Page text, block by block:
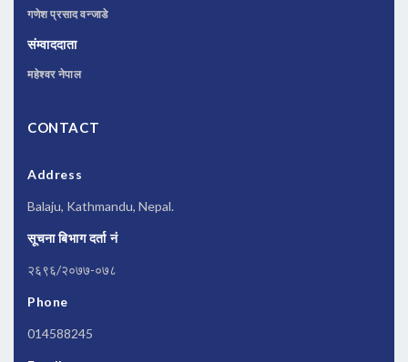
गणेश प्रसाद वन्जाडे
संम्वाददाता
महेश्वर नेपाल
CONTACT
Address
Balaju, Kathmandu, Nepal.
सूचना बिभाग दर्ता नं
२६९६/२०७७-०७८
Phone
014588245